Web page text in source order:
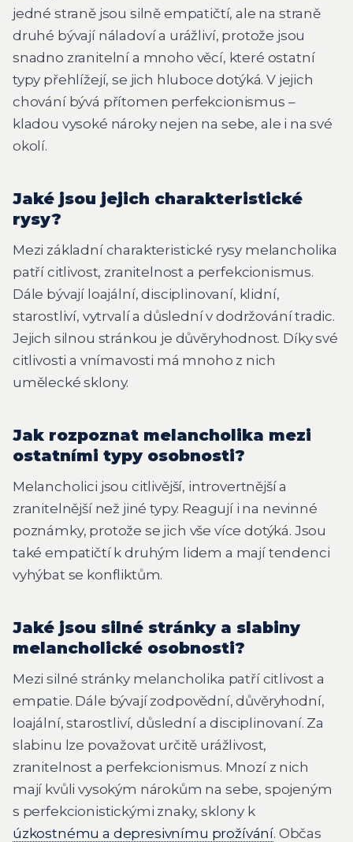
jedné straně jsou silně empatičtí, ale na straně
druhé bývají náladoví a urážliví, protože jsou
snadno zranitelní a mnoho věcí, které ostatní
typy přehlížejí, se jich hluboce dotýká. V jejich
chování bývá přítomen perfekcionismus –
kladou vysoké nároky nejen na sebe, ale i na své
okolí.
Jaké jsou jejich charakteristické
rysy?
Mezi základní charakteristické rysy melancholika
patří citlivost, zranitelnost a perfekcionismus.
Dále bývají loajální, disciplinovaní, klidní,
starostliví, vytrvalí a důslední v dodržování tradic.
Jejich silnou stránkou je důvěryhodnost. Díky své
citlivosti a vnímavosti má mnoho z nich
umělecké sklony.
Jak rozpoznat melancholika mezi
ostatními typy osobnosti?
Melancholici jsou citlivější, introvertnější a
zranitelnější než jiné typy. Reagují i na nevinné
poznámky, protože se jich vše více dotýká. Jsou
také empatičtí k druhým lidem a mají tendenci
vyhýbat se konfliktům.
Jaké jsou silné stránky a slabiny
melancholické osobnosti?
Mezi silné stránky melancholika patří citlivost a
empatie. Dále bývají zodpovědní, důvěryhodní,
loajální, starostliví, důslední a disciplinovaní. Za
slabinu lze považovat určitě urážlivost,
zranitelnost a perfekcionismus. Mnozí z nich
mají kvůli vysokým nárokům na sebe, spojeným
s perfekcionistickými znaky, sklony k
úzkostnému a depresivnímu prožívání. Občas